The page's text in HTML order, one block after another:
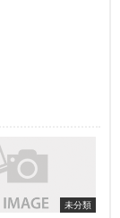
未分類